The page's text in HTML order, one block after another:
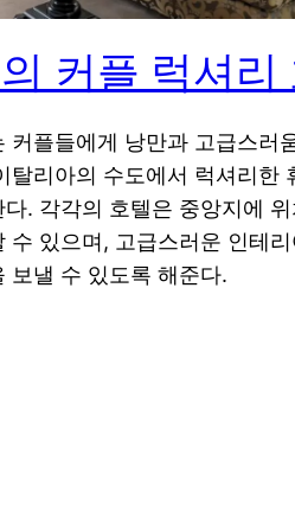
커플 럭셔리
커플들에게 낭만과 고급스러
탈리아의 수도에서 럭셔리한
. 각각의 호텔은 중앙지에
수 있으며, 고급스러운 인테
보낼 수 있도록 해준다.